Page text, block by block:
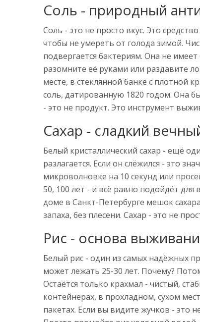
Соль - природный
Соль - это не просто вкус. Это
чтобы не умереть от голода зимой.
подвергается бактериям. Она не
разомните её руками или раздавите
месте, в стеклянной банке с плотной
соль, датированную 1820 годом. Она
- это не продукт. Это инструмент
Сахар - сладкий
Белый кристаллический сахар - ещё
разлагается. Если он слёжился - это
микроволновке на 10 секунд или
50, 100 лет - и всё равно подойдёт
доме в Санкт-Петербурге мешок
запаха, без плесени. Сахар - это не
Рис - основа
Белый рис - один из самых надёжных
может лежать 25-30 лет. Почему?
Остаётся только крахмал - чистый,
контейнерах, в прохладном, сухом
пакетах. Если вы видите жучков - это